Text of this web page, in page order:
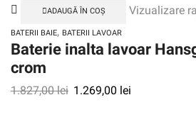
ADAUGĂ ÎN COȘ Vizualizare
BATERII BAIE, BATERII LAVOAR
Baterie inalta lavoar
crom
1.827,00lei 1.269,00 lei